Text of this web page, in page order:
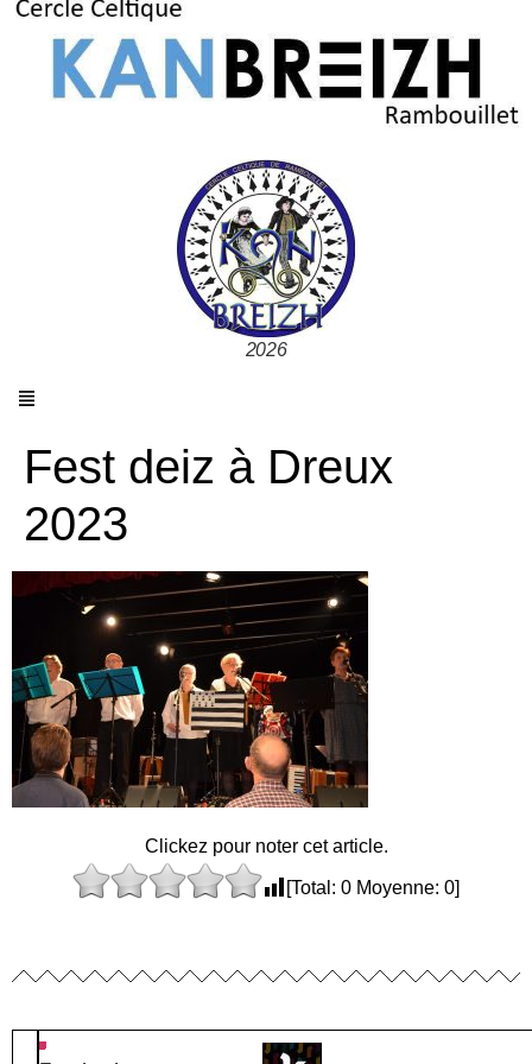
2026
Fest deiz à Dreux
2023
Clickez pour noter cet article.
[Total: 0 Moyenne: 0]